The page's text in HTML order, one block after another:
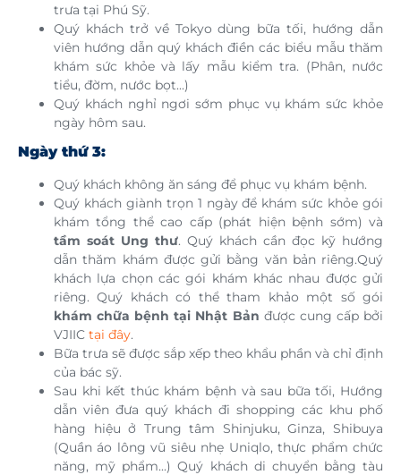
trưa tại Phú Sỹ.
Quý khách trở về Tokyo dùng bữa tối, hướng dẫn
viên hướng dẫn quý khách điền các biểu mẫu thăm
khám sức khỏe và lấy mẫu kiểm tra. (Phân, nước
tiểu, đờm, nước bọt...)
Quý khách nghỉ ngơi sớm phục vụ khám sức khỏe
ngày hôm sau.
Ngày thứ 3:
Quý khách không ăn sáng để phục vụ khám bệnh.
Quý khách giành trọn 1 ngày để khám sức khỏe gói
khám tổng thể cao cấp (phát hiện bệnh sớm) và
tầm soát Ung thư. Quý khách cần đọc kỹ hướng
dẫn thăm khám được gửi bằng văn bản riêng.Quý
khách lựa chọn các gói khám khác nhau được gửi
riêng. Quý khách có thể tham khảo một số gói
khám chữa bệnh tại Nhật Bản được cung cấp bởi
VJIIC tại đây.
Bữa trưa sẽ được sắp xếp theo khẩu phần và chỉ định
của bác sỹ.
Sau khi kết thúc khám bệnh và sau bữa tối, Hướng
dẫn viên đưa quý khách đi shopping các khu phố
hàng hiệu ở Trung tâm Shinjuku, Ginza, Shibuya
(Quần áo lông vũ siêu nhẹ Uniqlo, thực phẩm chức
năng, mỹ phẩm...) Quý khách di chuyển bằng tàu